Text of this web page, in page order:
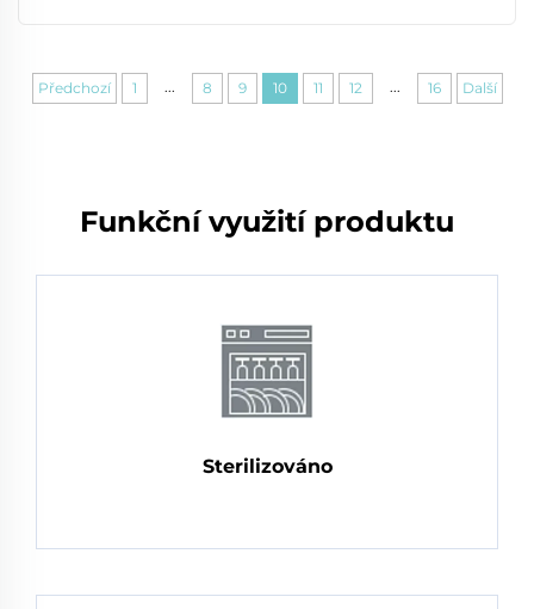
Předchozí 1 ... 8 9 10 11 12 ... 16 Další
Funkční využití produktu
Sterilizováno